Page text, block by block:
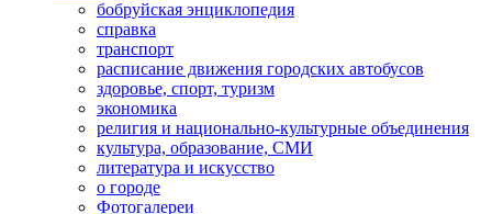
бобруйская энциклопедия
справка
транспорт
расписание движения городских автобусов
здоровье, спорт, туризм
экономика
религия и национально-культурные объединения
культура, образование, СМИ
литература и искусство
о городе
Фотогалереи